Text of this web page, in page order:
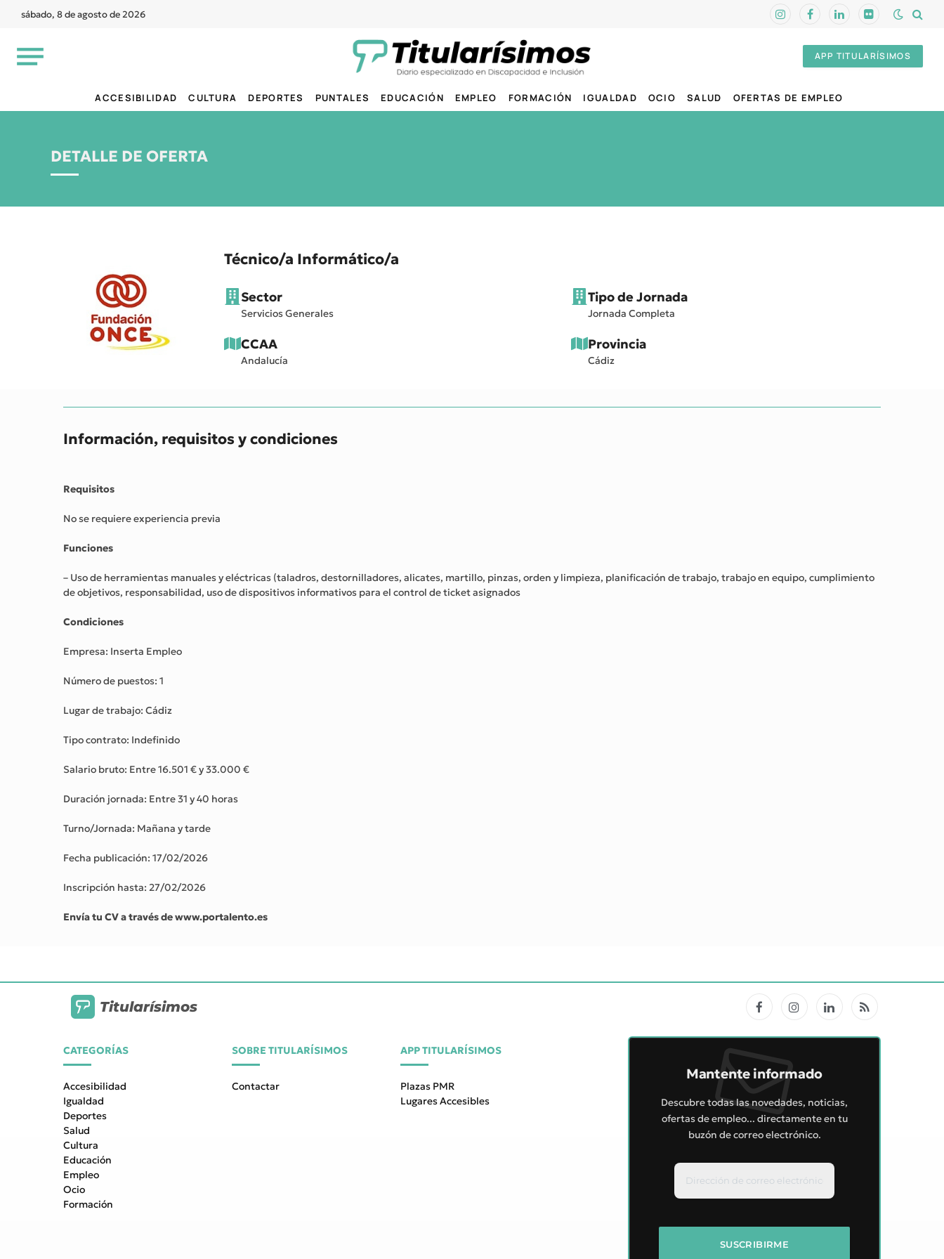
sábado, 8 de agosto de 2026 InstagramFacebookLinkedInFlickr
APP TITULARÍSIMOS
ACCESIBILIDAD CULTURA DEPORTES PUNTALES EDUCACIÓN EMPLEO FORMACIÓN IGUALDAD OCIO SALUD OFERTAS DE EMPLEO
DETALLE DE OFERTA
Técnico/a Informático/a
Sector
Servicios Generales
CCAA
Andalucía
Tipo de Jornada
Jornada Completa
Provincia
Cádiz
Información, requisitos y condiciones
Requisitos
No se requiere experiencia previa
Funciones
– Uso de herramientas manuales y eléctricas (taladros, destornilladores, alicates, martillo, pinzas, orden y limpieza, planificación de trabajo, trabajo en equipo, cumplimiento
de objetivos, responsabilidad, uso de dispositivos informativos para el control de ticket asignados
Condiciones
Empresa: Inserta Empleo
Número de puestos: 1
Lugar de trabajo: Cádiz
Tipo contrato: Indefinido
Salario bruto: Entre 16.501 € y 33.000 €
Duración jornada: Entre 31 y 40 horas
Turno/Jornada: Mañana y tarde
Fecha publicación: 17/02/2026
Inscripción hasta: 27/02/2026
Envía tu CV a través de www.portalento.es
Titularísimos FacebookInstagramLinkedInRSS
CATEGORÍAS
Accesibilidad
Igualdad
Deportes
Salud
Cultura
Educación
Empleo
Ocio
Formación
SOBRE TITULARÍSIMOS
Contactar
APP TITULARÍSIMOS
Plazas PMR
Lugares Accesibles
Mantente informado
Descubre todas las novedades, noticias,
ofertas de empleo... directamente en tu
buzón de correo electrónico.